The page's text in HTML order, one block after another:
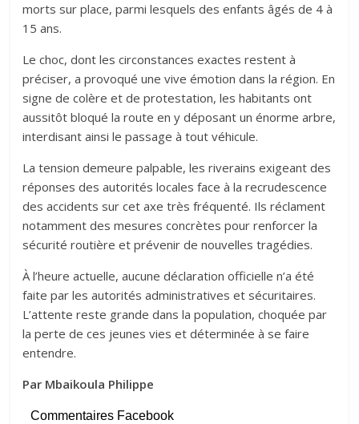
morts sur place, parmi lesquels des enfants âgés de 4 à
15 ans.
Le choc, dont les circonstances exactes restent à
préciser, a provoqué une vive émotion dans la région. En
signe de colère et de protestation, les habitants ont
aussitôt bloqué la route en y déposant un énorme arbre,
interdisant ainsi le passage à tout véhicule.
La tension demeure palpable, les riverains exigeant des
réponses des autorités locales face à la recrudescence
des accidents sur cet axe très fréquenté. Ils réclament
notamment des mesures concrètes pour renforcer la
sécurité routière et prévenir de nouvelles tragédies.
À l’heure actuelle, aucune déclaration officielle n’a été
faite par les autorités administratives et sécuritaires.
L’attente reste grande dans la population, choquée par
la perte de ces jeunes vies et déterminée à se faire
entendre.
Par Mbaikoula Philippe
Commentaires Facebook